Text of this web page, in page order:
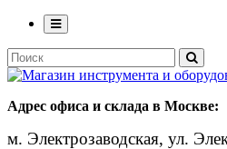
Адрес офиса и склада в Москве:
м. Электрозаводская, ул.